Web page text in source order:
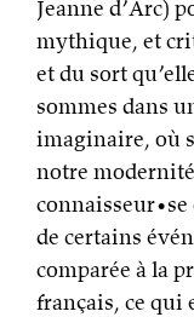
Jeanne d’Arc)
mythique, et
et du sort
sommes dans
imaginaire, où
notre
de certains
comparée à la
français, ce qui